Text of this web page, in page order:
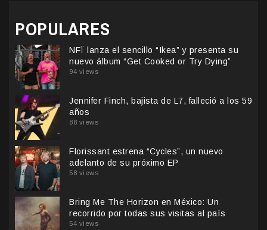
POPULARES
NFÏ lanza el sencillo “Ikea” y presenta su
nuevo álbum “Get Cooked or Try Dying”
94 views
Jennifer Finch, bajista de L7, falleció a los 59
años
88 views
Florissant estrena “Cycles”, un nuevo
adelanto de su próximo EP
58 views
Bring Me The Horizon en México: Un
recorrido por todas sus visitas al país
54 views